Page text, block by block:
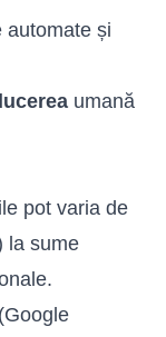
automate și
umană
pot varia de
la sume